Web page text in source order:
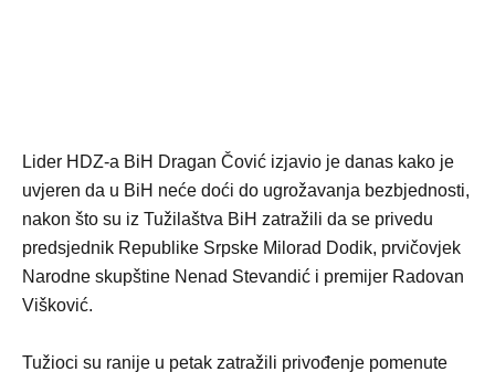
Lider HDZ-a BiH Dragan Čović izjavio je danas kako je
uvjeren da u BiH neće doći do ugrožavanja bezbjednosti,
nakon što su iz Tužilaštva BiH zatražili da se privedu
predsjednik Republike Srpske Milorad Dodik, prvičovjek
Narodne skupštine Nenad Stevandić i premijer Radovan
Višković.
Tužioci su ranije u petak zatražili privođenje pomenute